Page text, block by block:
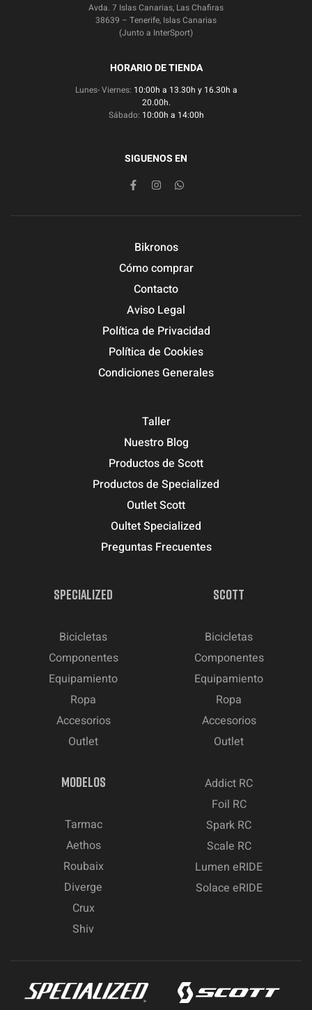
Avda. 7 Islas Canarias, Las Chafiras
38639 – Tenerife, Islas Canarias
(Junto a InterSport)
HORARIO DE TIENDA
Lunes- Viernes: 10:00h a 13.30h y 16.30h a
20.00h.
Sábado: 10:00h a 14:00h
SIGUENOS EN
Bikronos
Cómo comprar
Contacto
Aviso Legal
Política de Privacidad
Política de Cookies
Condiciones Generales
Taller
Nuestro Blog
Productos de Scott
Productos de Specialized
Outlet Scott
Oultet Specialized
Preguntas Frecuentes
SPECIALIZED
Bicicletas
Componentes
Equipamiento
Ropa
Accesorios
Outlet
SCOTT
Bicicletas
Componentes
Equipamiento
Ropa
Accesorios
Outlet
MODELOS
Tarmac
Aethos
Roubaix
Diverge
Crux
Shiv
Addict RC
Foil RC
Spark RC
Scale RC
Lumen eRIDE
Solace eRIDE